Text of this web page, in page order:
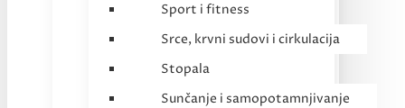
Sport i fitness
Srce, krvni sudovi i cirkulacija
Stopala
Sunčanje i samopotamnjivanje